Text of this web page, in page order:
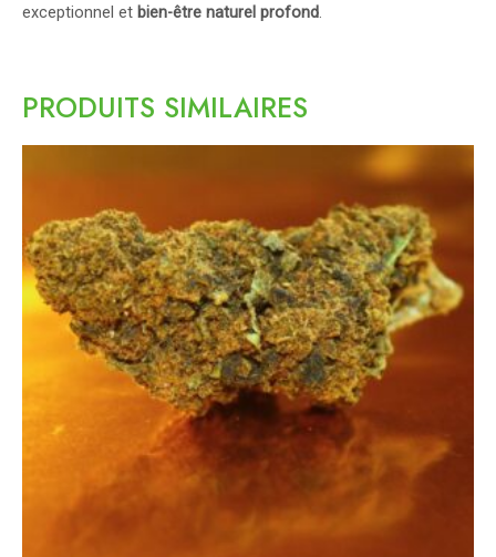
exceptionnel et bien-être naturel profond.
PRODUITS SIMILAIRES